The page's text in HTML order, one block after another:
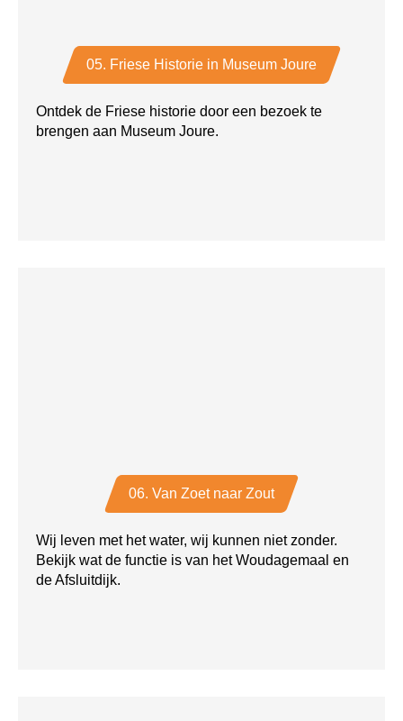
05. Friese Historie in Museum Joure
Ontdek de Friese historie door een bezoek te
brengen aan Museum Joure.
06. Van Zoet naar Zout
Wij leven met het water, wij kunnen niet zonder.
Bekijk wat de functie is van het Woudagemaal en
de Afsluitdijk.